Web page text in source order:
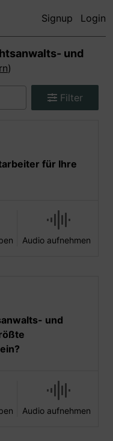
Signup Login
und
)
Filter
für Ihre
Audio aufnehmen
und
Audio aufnehmen